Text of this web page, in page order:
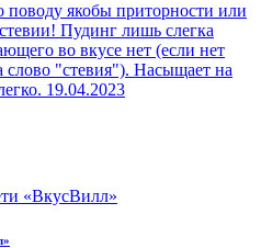
якобы приторности или
Пудинг лишь слегка
во вкусе нет (если нет
слово "стевия"). Насыщает на
19.04.2023